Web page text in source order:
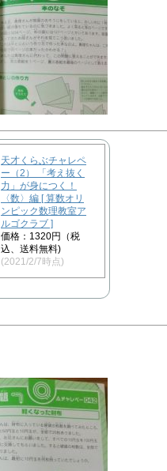
天才くらぶチャレペ
ー（2） 「考え抜く
力」が身につく！
〈数〉編 [ 算数オリ
ンピック数理教室ア
ルゴクラブ ]
価格：1320円（税
込、送料無料)
(2021/2/7時点)